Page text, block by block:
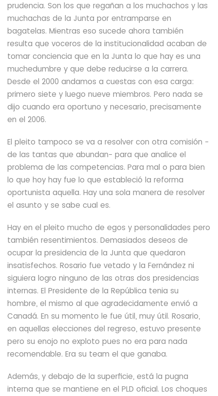
prudencia. Son los que regañan a los muchachos y las
muchachas de la Junta por entramparse en
bagatelas. Mientras eso sucede ahora también
resulta que voceros de la institucionalidad acaban de
tomar conciencia que en la Junta lo que hay es una
muchedumbre y que debe reducirse a la carrera.
Desde el 2000 andamos a cuestas con esa carga:
primero siete y luego nueve miembros. Pero nada se
dijo cuando era oportuno y necesario, precisamente
en el 2006.
El pleito tampoco se va a resolver con otra comisión -
de las tantas que abundan- para que analice el
problema de las competencias. Para mal o para bien
lo que hoy hay fue lo que estableció la reforma
oportunista aquella. Hay una sola manera de resolver
el asunto y se sabe cual es.
Hay en el pleito mucho de egos y personalidades pero
también resentimientos. Demasiados deseos de
ocupar la presidencia de la Junta que quedaron
insatisfechos. Rosario fue vetado y la Fernández ni
siguiera logro ninguno de las otras dos presidencias
internas. El Presidente de la República tenia su
hombre, el mismo al que agradecidamente envió a
Canadá. En su momento le fue útil, muy útil. Rosario,
en aquellas elecciones del regreso, estuvo presente
pero su enojo no exploto pues no era para nada
recomendable. Era su team el que ganaba.
Además, y debajo de la superficie, está la pugna
interna que se mantiene en el PLD oficial. Los choques